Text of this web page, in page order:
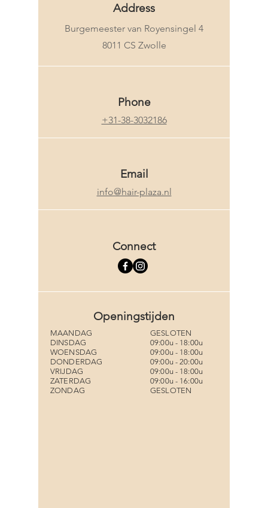
Address
Burgemeester van Royensingel 4
8011 CS Zwolle
Phone
+31-38-3032186
Email
info@hair-plaza.nl
Connect
Openingstijden
MAANDAG
DINSDAG
WOENSDAG
DONDERDAG
VRIJDAG
ZATERDAG
ZONDAG
GESLOTEN
09:00u - 18:00u
09:00u - 18:00u
09:00u - 20:00u
09:00u - 18:00u
09:00u - 16:00u
GESLOTEN